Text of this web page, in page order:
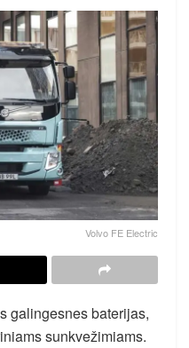
Volvo FE Electric
galingesnes baterijas,
sunkvežimiams.